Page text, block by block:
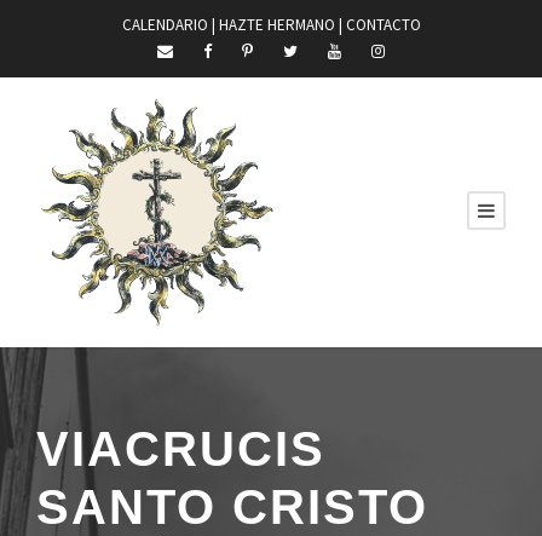
CALENDARIO | HAZTE HERMANO | CONTACTO
VIACRUCIS
SANTO CRISTO